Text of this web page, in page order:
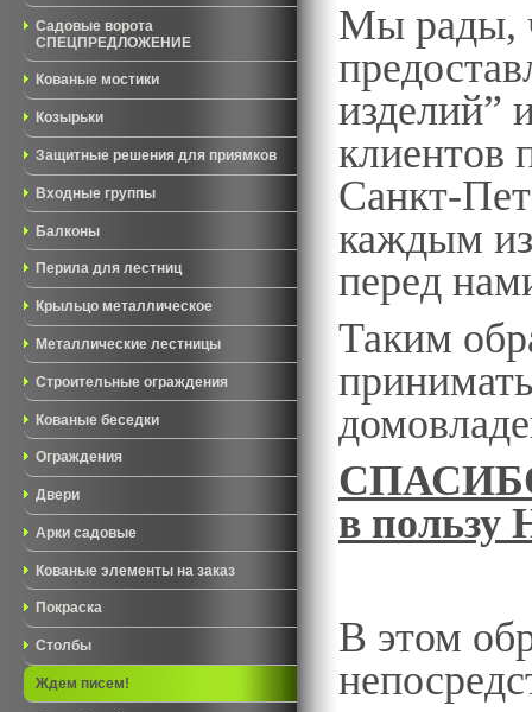
Садовые ворота
СПЕЦПРЕДЛОЖЕНИЕ
Кованые мостики
Козырьки
Защитные решения для приямков
Входные группы
Балконы
Перила для лестниц
Крыльцо металлическое
Металлические лестницы
Строительные ограждения
Кованые беседки
Ограждения
Двери
Арки садовые
Кованые элементы на заказ
Покраска
Столбы
Ждем писем!
Мы рады,
изделий”
клиентов
Санкт-
каждым из
перед
Таким
СПАСИБО
в
В этом